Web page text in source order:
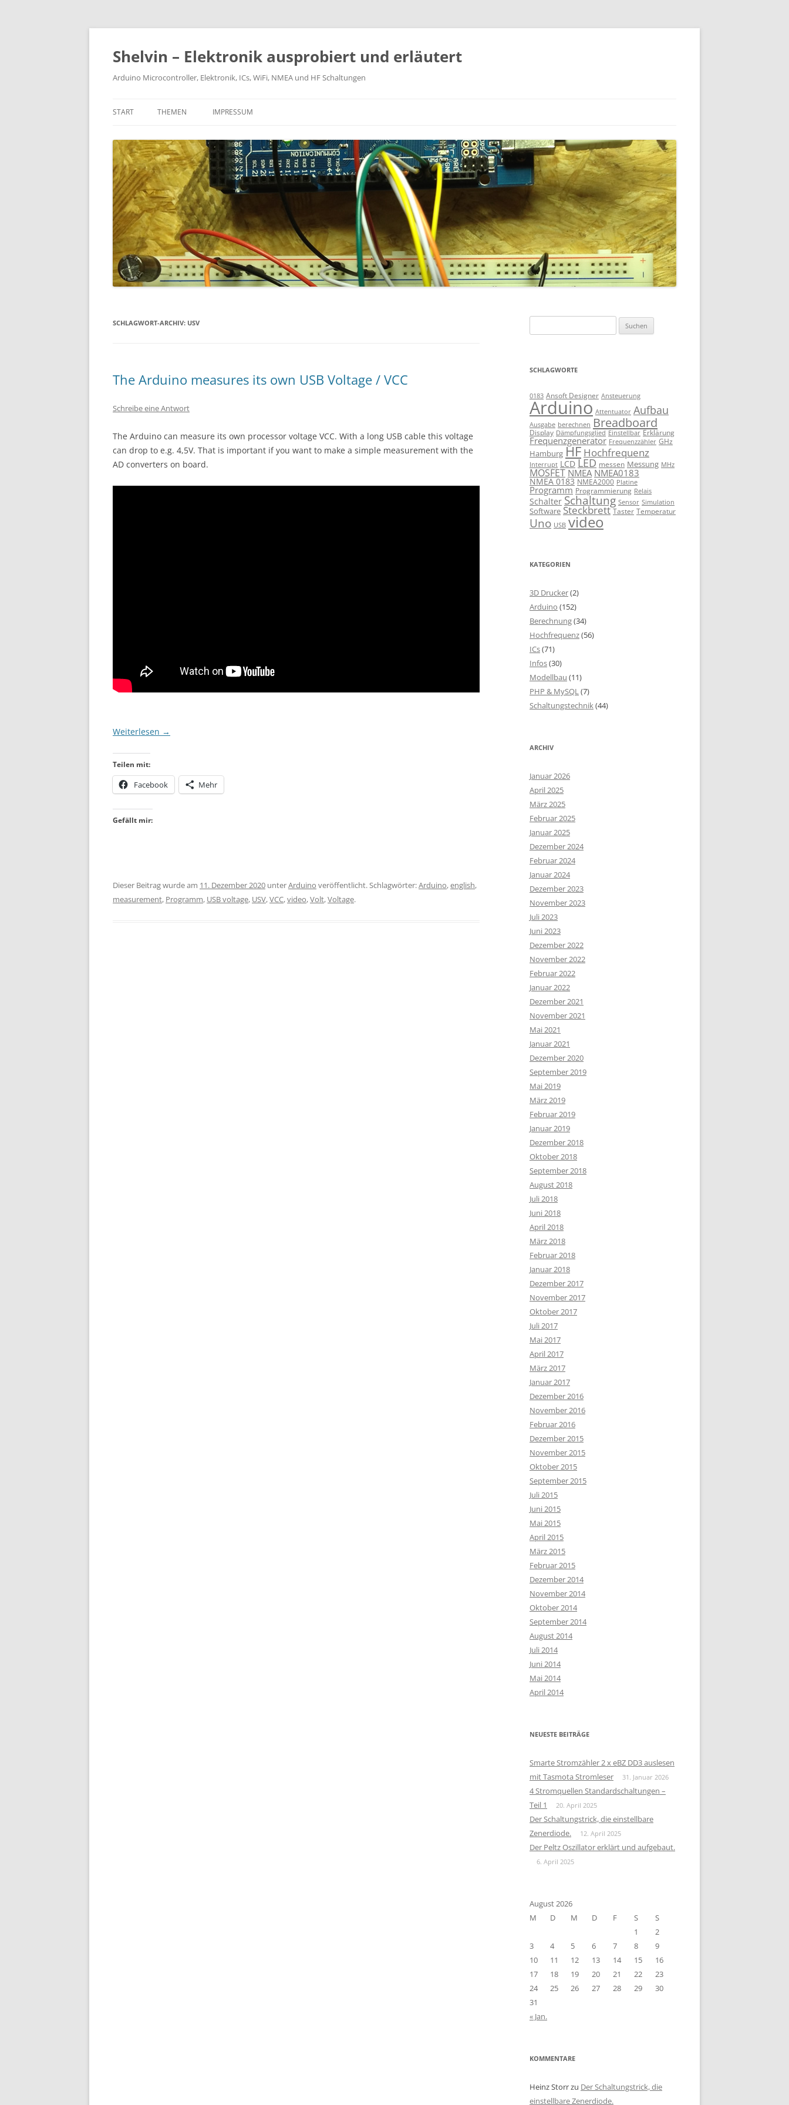
Zum
springen
Shelvin – Elektronik ausprobiert und erläutert
Arduino Microcontroller, Elektronik, ICs, WiFi, NMEA und HF Schaltungen
START THEMEN IMPRESSUM
SCHLAGWORT-ARCHIV: USV
The Arduino measures its own USB Voltage / VCC
Schreibe eine Antwort
The Arduino can measure its own processor voltage VCC. With a long USB cable this voltage
can drop to e.g. 4,5V. That is important if you want to make a simple measurement with the
AD converters on board.
Weiterlesen →
Teilen mit:
Facebook Mehr
Gefällt mir:
Dieser Beitrag wurde am 11. Dezember 2020 unterArduino veröffentlicht. Schlagwörter:Arduino,english,
measurement, Programm, USB voltage, USV,VCC,video,Volt,Voltage.
nach:
SCHLAGWORTE
0183 Ansoft Designer Ansteuerung
Arduino Attentuator Aufbau
Ausgabe berechnen Breadboard
Display Dämpfungsglied Einstellbar Erklärung
Frequenzgenerator Frequenzzähler GHz
Hamburg HF Hochfrequenz
Interrupt LCD LED messen Messung MHz
MOSFET NMEA NMEA0183
NMEA 0183 NMEA2000 Platine
Programm Programmierung Relais
Schalter Schaltung Sensor Simulation
Software Steckbrett Taster Temperatur
Uno USB video
KATEGORIEN
3D Drucker(2)
Arduino (152)
Berechnung(34)
Hochfrequenz(56)
ICs(71)
Infos(30)
Modellbau (11)
PHP & MySQL(7)
Schaltungstechnik(44)
ARCHIV
Januar 2026
April 2025
März 2025
Februar 2025
Januar 2025
Dezember 2024
Februar 2024
Januar 2024
Dezember 2023
November 2023
Juli 2023
Juni 2023
Dezember 2022
November 2022
Februar 2022
Januar 2022
Dezember 2021
November 2021
Mai 2021
Januar 2021
Dezember 2020
September 2019
Mai 2019
März 2019
Februar 2019
Januar 2019
Dezember 2018
Oktober 2018
September 2018
August 2018
Juli 2018
Juni 2018
April 2018
März 2018
Februar 2018
Januar 2018
Dezember 2017
November 2017
Oktober 2017
Juli 2017
Mai 2017
April 2017
März 2017
Januar 2017
Dezember 2016
November 2016
Februar 2016
Dezember 2015
November 2015
Oktober 2015
September 2015
Juli 2015
Juni 2015
Mai 2015
April 2015
März 2015
Februar 2015
Dezember 2014
November 2014
Oktober 2014
September 2014
August 2014
Juli 2014
Juni 2014
Mai 2014
April 2014
NEUESTE BEITRÄGE
Smarte Stromzähler 2 x eBZ DD3 auslesen
mit Tasmota Stromleser
31. Januar 2026
4 Stromquellen Standardschaltungen –
Teil 1
20. April 2025
Der Schaltungstrick, die einstellbare
Zenerdiode.
12. April 2025
Der Peltz Oszillator erklärt und aufgebaut.
6. April 2025
August 2026
M
D M D F S
S
1
2
3
4 5 6 7 8
9
10
11 12 13 14 15
16
17
18 19 20 21 22
23
24
25 26 27 28 29
30
31
« Jan.
KOMMENTARE
Heinz Storrzu Der Schaltungstrick, die
einstellbare Zenerdiode.